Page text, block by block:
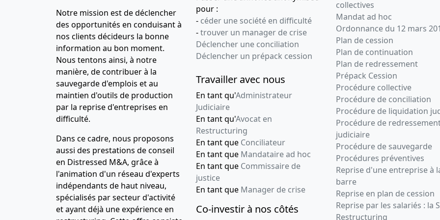
Notre mission est de déclencher
des opportunités en conduisant à
nos clients décideurs la bonne
information au bon moment.
Nous tentons ainsi, à notre
manière, de contribuer à la
sauvegarde d'emplois et au
maintien d'outils de production
par la reprise d'entreprises en
difficulté.
Dans ce cadre, nous proposons
aussi des prestations de conseil
en Distressed M&A, grâce à
l'animation d'un réseau d'experts
indépendants de haut niveau,
spécialisés par secteur d'activité
et ayant déjà une expérience en
pour :
- céder une société en difficulté
-trouver un manager de crise
Déclencher une conciliation
Déclencher un prépack cession
Travailler avec nous
En tant qu'Administrateur
Judiciaire
En tant qu'Avocat en
Restructuring
En tant que Conciliateur
En tant que Mandataire ad hoc
En tant que Commissaire de
justice
En tant que Manager de crise
Co-investir à nos côtés
collectives
Mandat ad hoc
Ordonnance du 12 mars
Plan de cession
Plan de continuation
Plan de redressement
Prépack Cession
Procédure collective
Procédure de conciliation
Procédure de liquidation
Procédure de
judiciaire
Procédure de sauvegarde
Procédures préventives
Reprise d'une entreprise à
barre
Reprise en plan de cession
Reprise par les salariés : la
Restructuring